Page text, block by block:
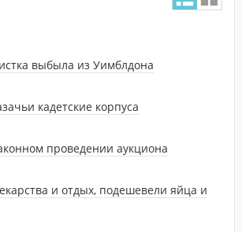
выбыла из Уимблдона
кадетские корпуса
проведении аукциона
и отдых, подешевели яйца и